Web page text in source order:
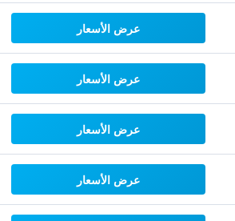
عرض الأسعار
عرض الأسعار
عرض الأسعار
عرض الأسعار